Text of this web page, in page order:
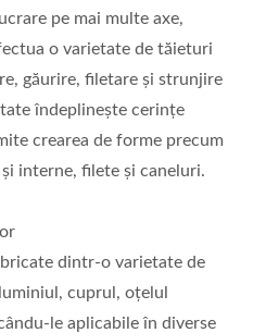
pe mai multe axe,
o varietate de tăieturi
găurire, filetare și strunjire
îndeplinește cerințe
crearea de forme precum
interne, filete și caneluri.
dintr-o varietate de
cuprul, oțelul
le aplicabile în diverse